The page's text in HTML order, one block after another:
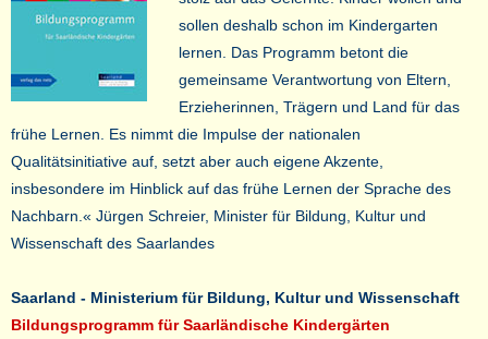
sollen deshalb schon im Kindergarten
lernen. Das Programm betont die
gemeinsame Verantwortung von Eltern,
Erzieherinnen, Trägern und Land für das
frühe Lernen. Es nimmt die Impulse der nationalen
Qualitätsinitiative auf, setzt aber auch eigene Akzente,
insbesondere im Hinblick auf das frühe Lernen der Sprache des
Nachbarn.« Jürgen Schreier, Minister für Bildung, Kultur und
Wissenschaft des Saarlandes
Saarland - Ministerium für Bildung, Kultur und Wissenschaft
Bildungsprogramm für Saarländische Kindergärten